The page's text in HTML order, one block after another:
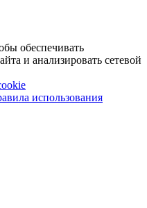
обеспечивать
и анализировать сетевой
использования